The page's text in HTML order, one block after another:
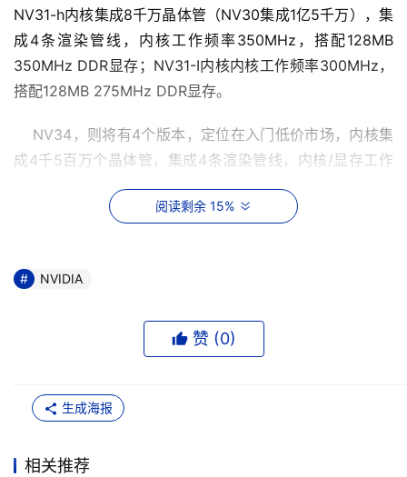
NV31-h内核集成8千万晶体管（NV30集成1亿5千万），集
成4条渲染管线，内核工作频率350MHz，搭配128MB
350MHz DDR显存；NV31-I内核内核工作频率300MHz，
搭配128MB 275MHz DDR显存。
NV34，则将有4个版本，定位在入门低价市场，内核集
成4千5百万个晶体管，集成4条渲染管线，内核/显存工作
频率分别是300/275、375/250、375/250、
300/275MHz DDR，其中两款搭配64MB容量的DDR显
nVIDIA会在2003年下半年推出定位在高端的NV35和
者内核大约集成1亿5千万个晶体管。
阅读剩余 15%
本文来源于DOIT传媒，文章内容仅供参考，不构成投资建议。
NVIDIA
赞 (0)
生成海报
相关推荐